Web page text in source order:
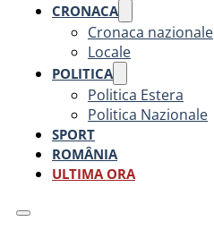
CRONACA
Cronaca nazionale
Locale
POLITICA
Politica Estera
Politica Nazionale
SPORT
ROMÂNIA
ULTIMA ORA